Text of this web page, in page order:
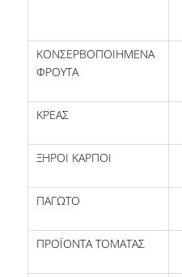
ΚΟΝΣΕΡΒΟΠΟΙΗΜΕΝΑ
ΦΡΟΥΤΑ
ΚΡΕΑΣ
ΞΗΡΟΙ ΚΑΡΠΟΙ
ΠΑΓΩΤΟ
ΠΡΟΪΟΝΤΑ ΤΟΜΑΤΑΣ